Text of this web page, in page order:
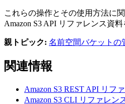
これらの操作とその使用方法に
Amazon S3 API リファレンス資
親トピック: 名前空間バケットの
関連情報
Amazon S3 REST API リフ
Amazon S3 CLI リファレン